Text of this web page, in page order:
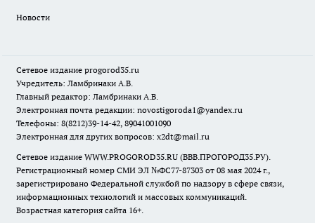
Новости
Сетевое издание progorod35.ru
Учредитель: Ламбринаки А.В.
Главный редактор: Ламбринаки А.В.
Электронная почта редакции: novostigoroda1@yandex.ru
Телефоны: 8(8212)39-14-42, 89041001090
Электронная для других вопросов: x2dt@mail.ru
Сетевое издание WWW.PROGOROD35.RU (ВВВ.ПРОГОРОД35.РУ).
Регистрационный номер СМИ ЭЛ №ФС77-87303 от 08 мая 2024 г.,
зарегистрировано Федеральной службой по надзору в сфере связи,
информационных технологий и массовых коммуникаций.
Возрастная категория сайта 16+.